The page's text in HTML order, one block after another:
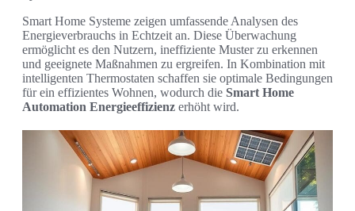
Smart Home Systeme zeigen umfassende Analysen des
Energieverbrauchs in Echtzeit an. Diese Überwachung
ermöglicht es den Nutzern, ineffiziente Muster zu erkennen
und geeignete Maßnahmen zu ergreifen. In Kombination mit
intelligenten Thermostaten schaffen sie optimale Bedingungen
für ein effizientes Wohnen, wodurch die Smart Home
Automation Energieeffizienz erhöht wird.